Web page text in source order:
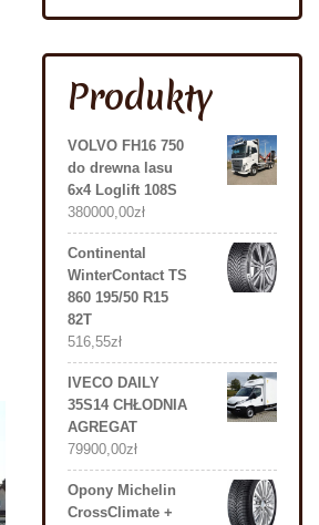
Produkty
VOLVO FH16 750
do drewna lasu
6x4 Loglift 108S
380000,00zł
Continental
WinterContact TS
860 195/50 R15
82T
516,55zł
IVECO DAILY
35S14 CHŁODNIA
AGREGAT
79900,00zł
Opony Michelin
CrossClimate +